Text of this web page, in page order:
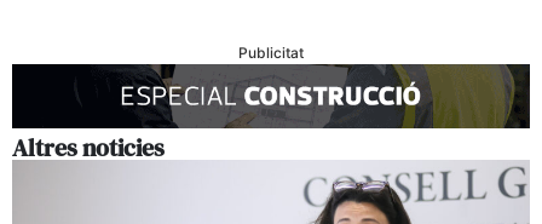
Publicitat
Altres noticies